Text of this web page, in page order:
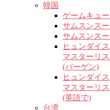
韓国
ゲームキュ
サムスンス
サムスンス
ヒュンダイ
マスターリス
(バーゲン)
ヒュンダイ
マスターリス
(英語で)
台湾